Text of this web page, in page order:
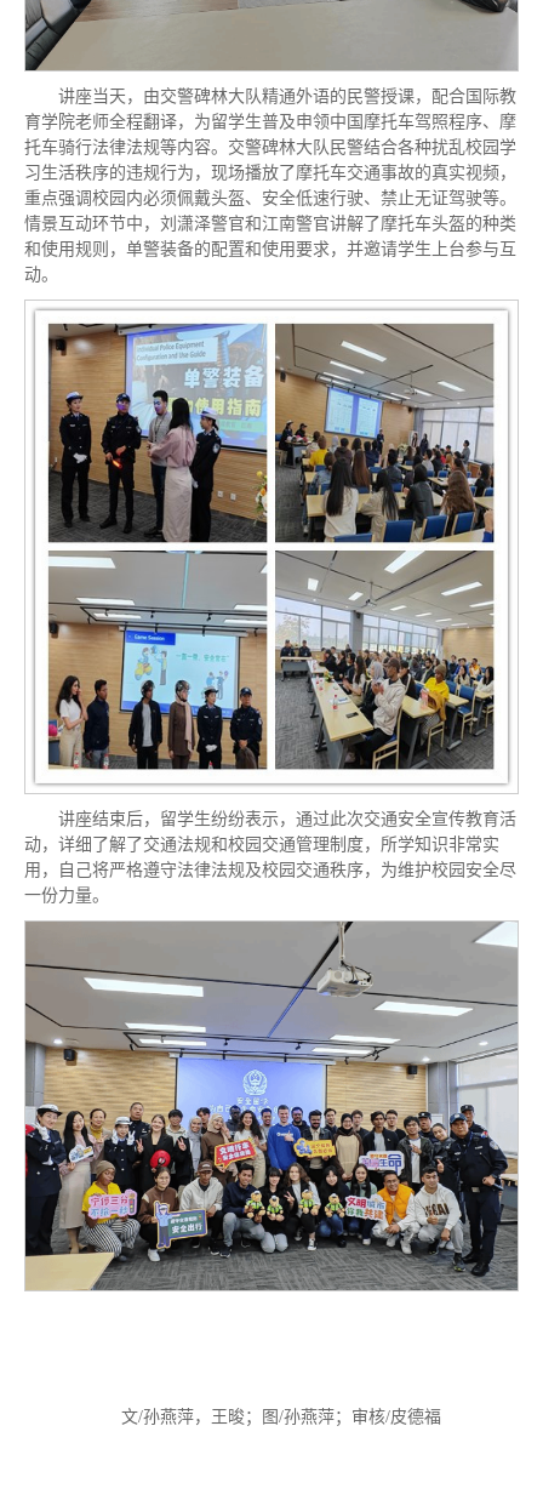
讲座当天，由交警碑林大队精通外语的民警授课，配合国际教
育学院老师全程翻译，为留学生普及申领中国摩托车驾照程序、摩
托车骑行法律法规等内容。交警碑林大队民警结合各种扰乱校园学
习生活秩序的违规行为，现场播放了摩托车交通事故的真实视频，
重点强调校园内必须佩戴头盔、安全低速行驶、禁止无证驾驶等。
情景互动环节中，刘潇泽警官和江南警官讲解了摩托车头盔的种类
和使用规则，单警装备的配置和使用要求，并邀请学生上台参与互
动。
讲座结束后，留学生纷纷表示，通过此次交通安全宣传教育活
动，详细了解了交通法规和校园交通管理制度，所学知识非常实
用，自己将严格遵守法律法规及校园交通秩序，为维护校园安全尽
一份力量。
文/孙燕萍，王晙；图/孙燕萍；审核/皮德福